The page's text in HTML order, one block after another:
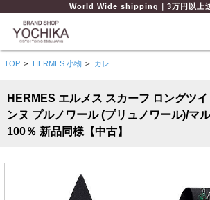
World Wide shipping｜3万円以上
TOP > HERMES 小物 > カレ
HERMES エルメス スカーフ ロングツ
ンヌ プルノワール (プリュノワール)/マ
100％ 新品同様【中古】